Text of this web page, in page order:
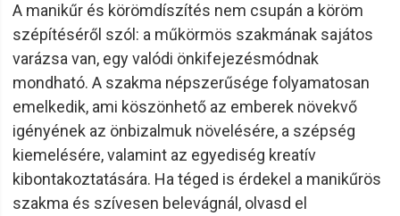
A manikűr és körömdíszítés nem csupán a köröm
szépítéséről szól: a műkörmös szakmának sajátos
varázsa van, egy valódi önkifejezésmódnak
mondható. A szakma népszerűsége folyamatosan
emelkedik, ami köszönhető az emberek növekvő
igényének az önbizalmuk növelésére, a szépség
kiemelésére, valamint az egyediség kreatív
kibontakoztatására. Ha téged is érdekel a manikűrös
szakma és szívesen belevágnál, olvasd el